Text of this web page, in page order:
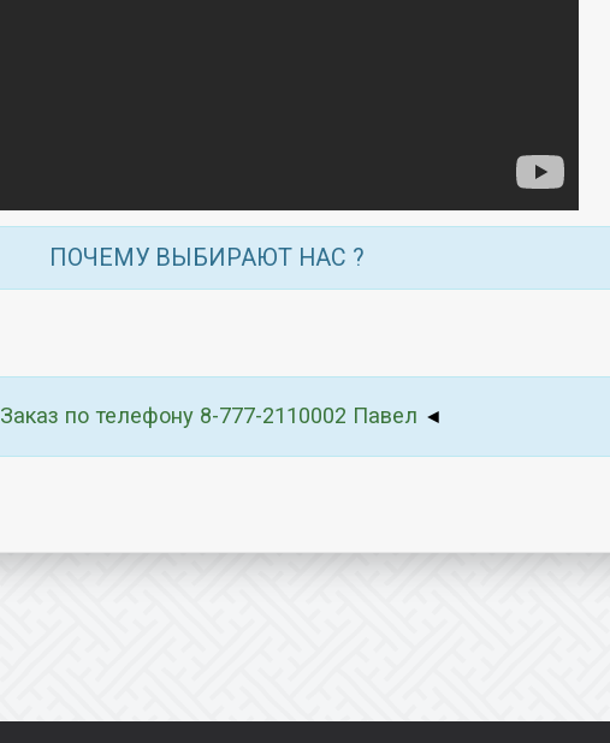
ПОЧЕМУ ВЫБИРАЮТ НАС ?
Заказ по телефону 8-777-2110002 Павел ◄